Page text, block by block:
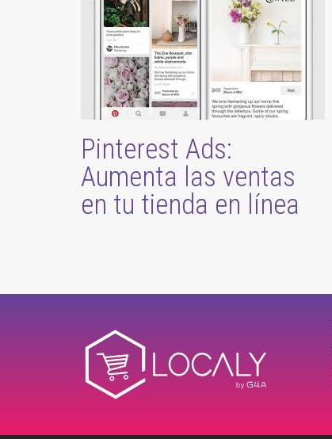
Pinterest Ads:
Aumenta las ventas
en tu tienda en línea